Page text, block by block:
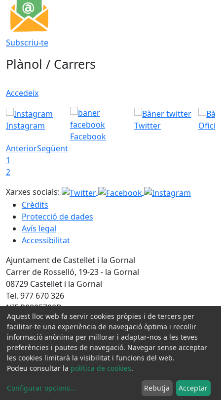
Subscriu-te
Plànol / Carrers
Accedeix
Instagram
Facebook
Twitter
AnteriorSegüent
1
2
Xarxes socials:
Crèdits
Protecció de dades
Avís legal
Accessibilitat
Ajuntament de Castellet i la Gornal
Carrer de Rosselló, 19-23 - la Gornal
08729 Castellet i la Gornal
Tel. 977 670 326
NIF P0805700B
Amb la col·laboració de:
Aquest lloc web fa servir cookies pròpies i de tercers per
facilitar-te una experiència de navegació òptima i recollir
informació anònima per millorar i adaptar-nos a les teves
preferències i pautes de navegació. Navegar sense acceptar
les cookies limitarà la visibilitat i funcions del web.
Podeu consultar la política de cookies.
Configurar opcions... Rebutja Acceptar